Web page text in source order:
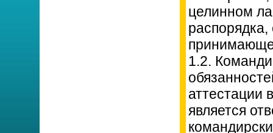
целинном
1.2.
аттестации
является